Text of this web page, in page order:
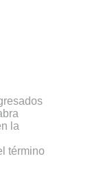
la
término